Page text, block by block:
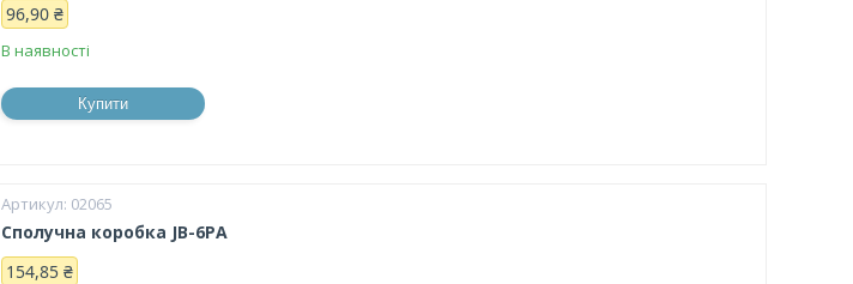
96,90 ₴
В наявності
Купити
02065
Сполучна коробка JB-6PA
154,85 ₴